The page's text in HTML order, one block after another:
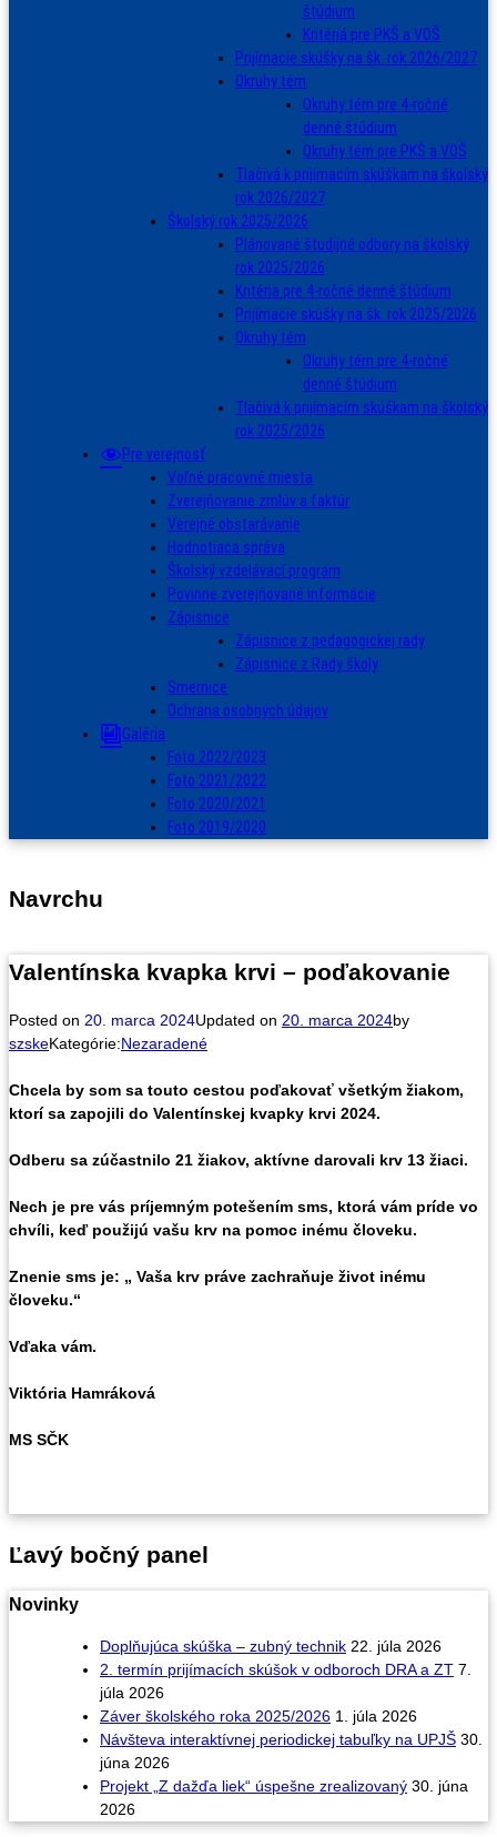
štúdium
Kritériá pre PKŠ a VOŠ
Prijímacie skúšky na šk. rok 2026/2027
Okruhy tém
Okruhy tém pre 4-ročné
denné štúdium
Okruhy tém pre PKŠ a VOŠ
Tlačivá k prijímacím skúškam na školský
rok 2026/2027
Školský rok 2025/2026
Plánované študijné odbory na školský
rok 2025/2026
Kritéria pre 4-ročné denné štúdium
Prijímacie skúšky na šk. rok 2025/2026
Okruhy tém
Okruhy tém pre 4-ročné
denné štúdium
Tlačivá k prijímacím skúškam na školský
rok 2025/2026
Pre verejnosť
Voľné pracovné miesta
Zverejňovanie zmlúv a faktúr
Verejné obstarávanie
Hodnotiaca správa
Školský vzdelávací program
Povinne zverejňované informácie
Zápisnice
Zápisnice z pedagogickej rady
Zápisnice z Rady školy
Smernice
Ochrana osobných údajov
Galéria
Foto 2022/2023
Foto 2021/2022
Foto 2020/2021
Foto 2019/2020
Navrchu
Valentínska kvapka krvi – poďakovanie
Posted on 20. marca 2024Updated on 20. marca 2024by
szskeKategórie:Nezaradené
Chcela by som sa touto cestou poďakovať všetkým žiakom,
ktorí sa zapojili do Valentínskej kvapky krvi 2024.
Odberu sa zúčastnilo 21 žiakov, aktívne darovali krv 13 žiaci.
Nech je pre vás príjemným potešením sms, ktorá vám príde vo
chvíli, keď použijú vašu krv na pomoc inému človeku.
Znenie sms je: „ Vaša krv práve zachraňuje život inému
človeku.“
Vďaka vám.
Viktória Hamráková
MS SČK
Ľavý bočný panel
Novinky
Doplňujúca skúška – zubný technik 22. júla 2026
2. termín prijímacích skúšok v odboroch DRA a ZT 7.
júla 2026
Záver školského roka 2025/2026 1. júla 2026
Návšteva interaktívnej periodickej tabuľky na UPJŠ 30.
júna 2026
Projekt „Z dažďa liek“ úspešne zrealizovaný 30. júna
2026